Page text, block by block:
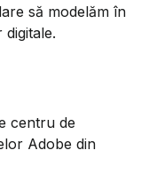
să modelăm în
centru de
Adobe din